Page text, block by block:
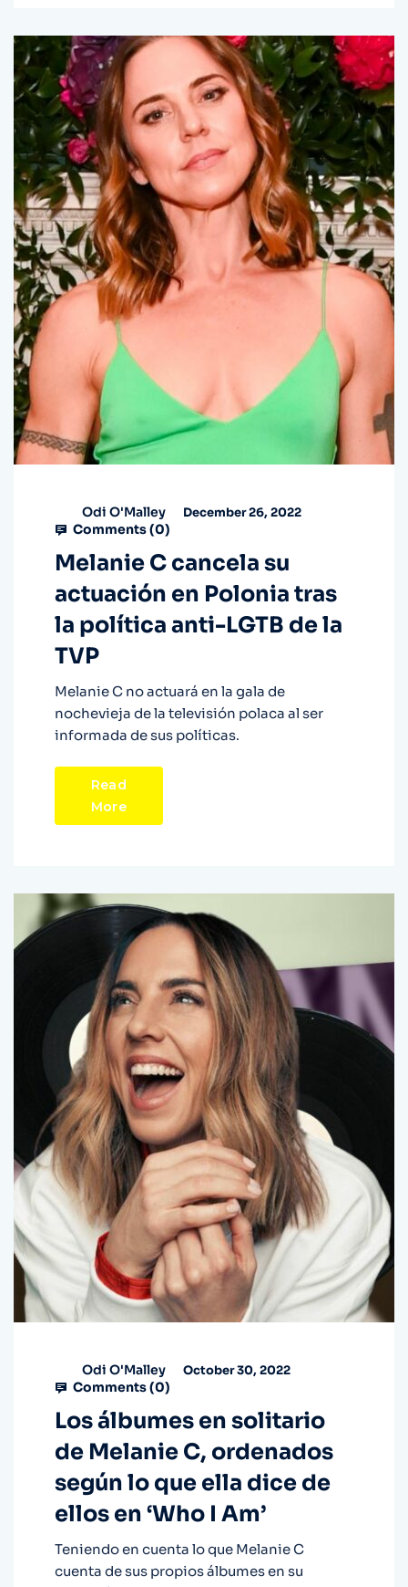
Odi O'Malley December 26, 2022
Comments (0)
Melanie C cancela su
actuación en Polonia tras
la política anti-LGTB de la
TVP
Melanie C no actuará en la gala de
nochevieja de la televisión polaca al ser
informada de sus políticas.
Read
More
Odi O'Malley October 30, 2022
Comments (0)
Los álbumes en solitario
de Melanie C, ordenados
según lo que ella dice de
ellos en ‘Who I Am’
Teniendo en cuenta lo que Melanie C
cuenta de sus propios álbumes en su